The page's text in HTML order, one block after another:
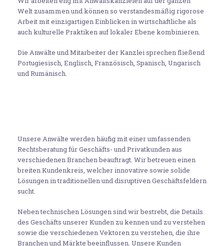
Welt zusammen und können so verstandesmäßig rigorose
Arbeit mit einzigartigen Einblicken in wirtschaftliche als
auch kulturelle Praktiken auf lokaler Ebene kombinieren.
Die Anwälte und Mitarbeiter der Kanzlei sprechen fließend
Portugiesisch, Englisch, Französisch, Spanisch, Ungarisch
und Rumänisch.
Unsere Anwälte werden häufig mit einer umfassenden
Rechtsberatung für Geschäfts- und Privatkunden aus
verschiedenen Branchen beauftragt. Wir betreuen einen
breiten Kundenkreis, welcher innovative sowie solide
Lösungen in traditionellen und disruptiven Geschäftsfeldern
sucht.
Neben technischen Lösungen sind wir bestrebt, die Details
des Geschäfts unserer Kunden zu kennen und zu verstehen
sowie die verschiedenen Vektoren zu verstehen, die ihre
Branchen und Märkte beeinflussen. Unsere Kunden